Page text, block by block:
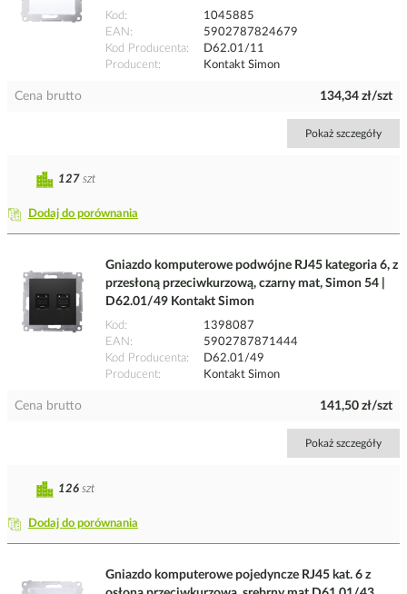
Kod
1045885
EAN
5902787824679
Kod Producenta
D62.01/11
Producent
Kontakt Simon
Cena brutto 134,34 zł/szt
Pokaż szczegóły
Dodaj do porównania
127 szt
Gniazdo komputerowe podwójne RJ45 kategoria 6, z
przesłoną przeciwkurzową, czarny mat, Simon 54 |
D62.01/49 Kontakt Simon
Kod
1398087
EAN
5902787871444
Kod Producenta
D62.01/49
Producent
Kontakt Simon
Cena brutto 141,50 zł/szt
Pokaż szczegóły
Dodaj do porównania
126 szt
Gniazdo komputerowe pojedyncze RJ45 kat. 6 z